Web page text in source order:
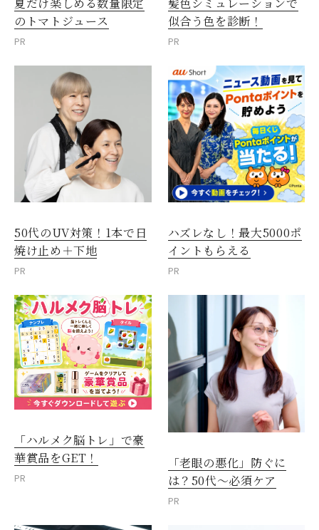
のトマトジュース
PR
似合う色を診断！
PR
50代のUV対策！1本で日
焼け止め＋下地
PR
ハズレなし！最大5000ポ
イントもらえる
PR
「ハルメク脳トレ」で豪
華賞品をGET！
PR
「老眼の悪化」防ぐに
は？50代～必須ケア
PR